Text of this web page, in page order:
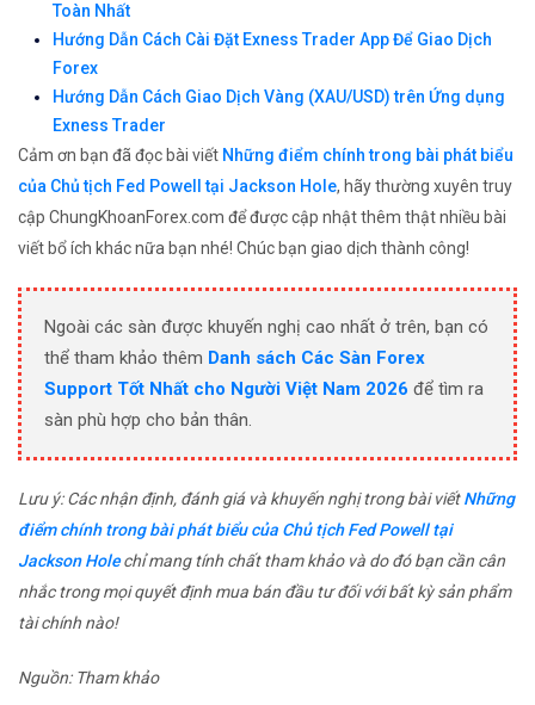
Toàn Nhất
Hướng Dẫn Cách Cài Đặt Exness Trader App Để Giao Dịch
Forex
Hướng Dẫn Cách Giao Dịch Vàng (XAU/USD) trên Ứng dụng
Exness Trader
Cảm ơn bạn đã đọc bài viết Những điểm chính trong bài phát biểu
của Chủ tịch Fed Powell tại Jackson Hole, hãy thường xuyên truy
cập ChungKhoanForex.com để được cập nhật thêm thật nhiều bài
viết bổ ích khác nữa bạn nhé! Chúc bạn giao dịch thành công!
Ngoài các sàn được khuyến nghị cao nhất ở trên, bạn có
thể tham khảo thêm Danh sách Các Sàn Forex
Support Tốt Nhất cho Người Việt Nam 2026 để tìm ra
sàn phù hợp cho bản thân.
Lưu ý: Các nhận định, đánh giá và khuyến nghị trong bài viếtNhững
điểm chính trong bài phát biểu của Chủ tịch Fed Powell tại
Jackson Holechỉ mang tính chất tham khảo và do đó bạn cần cân
nhắc trong mọi quyết định mua bán đầu tư đối với bất kỳ sản phẩm
tài chính nào!
Nguồn: Tham khảo